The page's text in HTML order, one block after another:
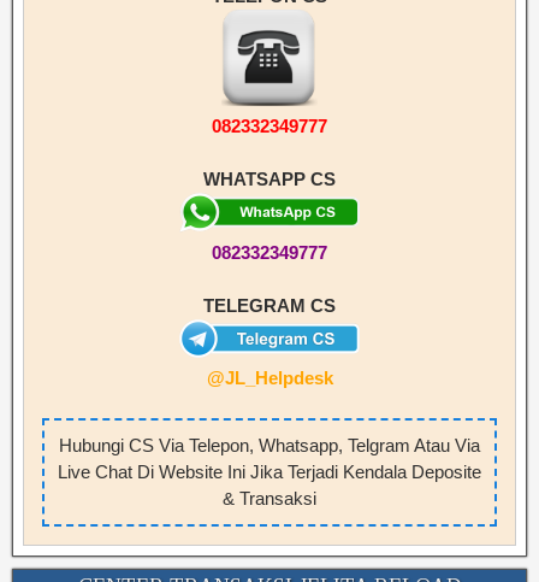
082332349777
WHATSAPP CS
082332349777
TELEGRAM CS
@JL_Helpdesk
Hubungi CS Via Telepon, Whatsapp, Telgram Atau Via
Live Chat Di Website Ini Jika Terjadi Kendala Deposite
& Transaksi